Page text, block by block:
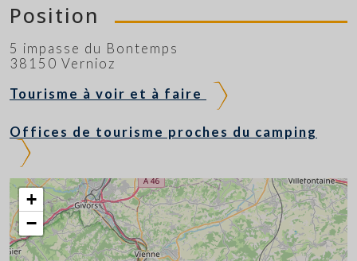
Position
5 impasse du Bontemps
38150 Vernioz
Tourisme à voir et à faire
Offices de tourisme proches du camping
+
−